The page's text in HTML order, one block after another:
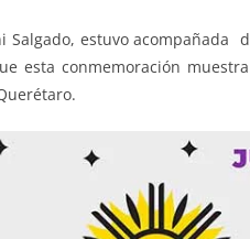
Salgado, estuvo acompañada
esta conmemoración